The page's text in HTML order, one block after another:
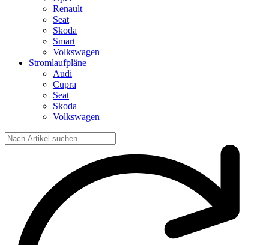
Renault
Seat
Skoda
Smart
Volkswagen
Stromlaufpläne
Audi
Cupra
Seat
Skoda
Volkswagen